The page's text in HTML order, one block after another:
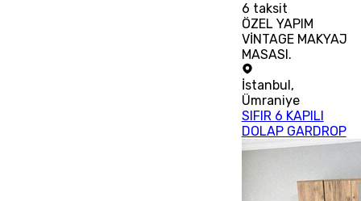
6 taksit
ÖZEL YAPIM
VİNTAGE MAKYAJ
MASASI.
İstanbul ,
Ümraniye
SIFIR 6 KAPILI
DOLAP GARDROP